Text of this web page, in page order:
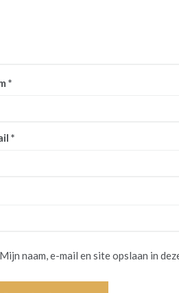
*
*
Mijn naam, e-mail en site opslaan in